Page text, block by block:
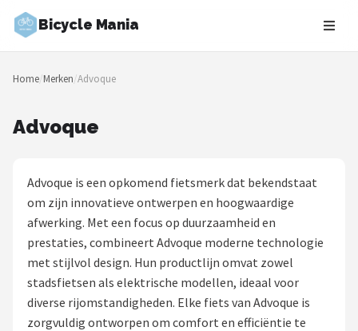
Bicycle Mania
Zoeken
NAVIGATIE
Blog
Fietsroutes
Kinderfietsen
Stadsfietsen
Home/Merken/Advoque
Advoque
Advoque is een opkomend fietsmerk dat bekendstaat
om zijn innovatieve ontwerpen en hoogwaardige
afwerking. Met een focus op duurzaamheid en
prestaties, combineert Advoque moderne technologie
met stijlvol design. Hun productlijn omvat zowel
stadsfietsen als elektrische modellen, ideaal voor
diverse rijomstandigheden. Elke fiets van Advoque is
zorgvuldig ontworpen om comfort en efficiëntie te